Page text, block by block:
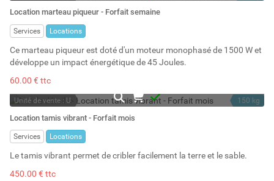
A la demande
Location marteau piqueur - Forfait semaine
Services Locations
Ce marteau piqueur est doté d'un moteur monophasé de 1500 W et
développe un impact énergétique de 45 Joules.
60.00 € ttc
Unité de vente : U
A la demande
150 kg
Location tamis vibrant - Forfait mois
Services Locations
Le tamis vibrant permet de cribler facilement la terre et le sable.
450.00 € ttc